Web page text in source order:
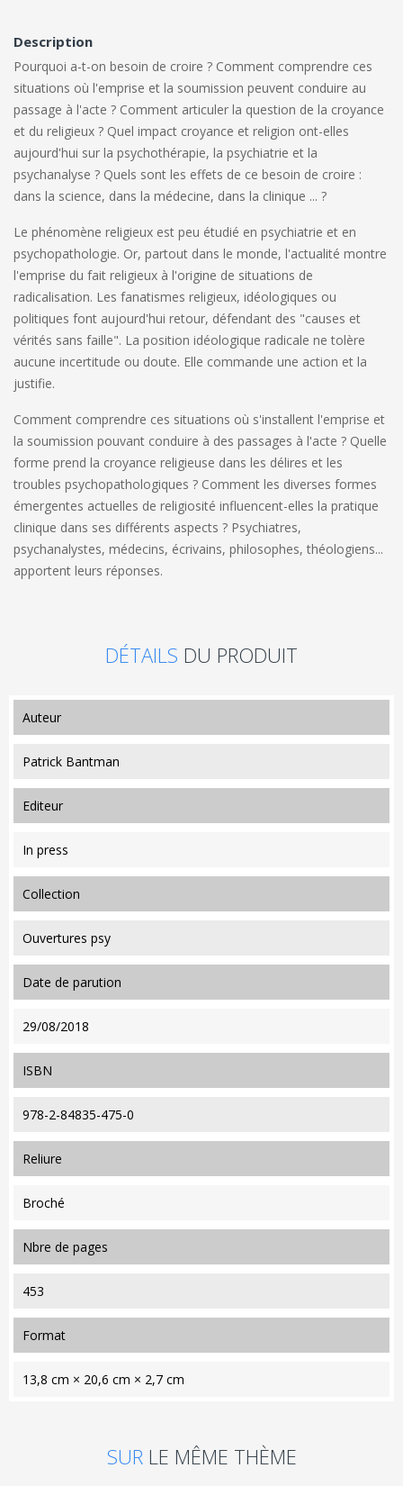
Description
Pourquoi a-t-on besoin de croire ? Comment comprendre ces
situations où l'emprise et la soumission peuvent conduire au
passage à l'acte ? Comment articuler la question de la croyance
et du religieux ? Quel impact croyance et religion ont-elles
aujourd'hui sur la psychothérapie, la psychiatrie et la
psychanalyse ? Quels sont les effets de ce besoin de croire :
dans la science, dans la médecine, dans la clinique ... ?
Le phénomène religieux est peu étudié en psychiatrie et en
psychopathologie. Or, partout dans le monde, l'actualité montre
l'emprise du fait religieux à l'origine de situations de
radicalisation. Les fanatismes religieux, idéologiques ou
politiques font aujourd'hui retour, défendant des "causes et
vérités sans faille". La position idéologique radicale ne tolère
aucune incertitude ou doute. Elle commande une action et la
justifie.
Comment comprendre ces situations où s'installent l'emprise et
la soumission pouvant conduire à des passages à l'acte ? Quelle
forme prend la croyance religieuse dans les délires et les
troubles psychopathologiques ? Comment les diverses formes
émergentes actuelles de religiosité influencent-elles la pratique
clinique dans ses différents aspects ? Psychiatres,
psychanalystes, médecins, écrivains, philosophes, théologiens...
apportent leurs réponses.
DÉTAILS DU PRODUIT
auteur
Patrick Bantman
editeur
In press
collection
Ouvertures psy
date de parution
29/08/2018
ISBN
978-2-84835-475-0
reliure
Broché
nbre de pages
453
format
13,8 cm × 20,6 cm × 2,7 cm
SUR LE MÊME THÈME